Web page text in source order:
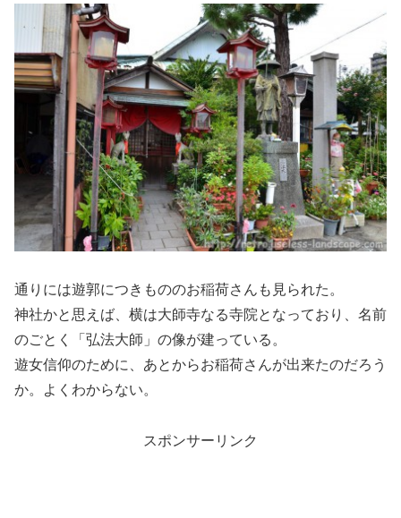
通りには遊郭につきもののお稲荷さんも見られた。
神社かと思えば、横は大師寺なる寺院となっており、名前
のごとく「弘法大師」の像が建っている。
遊女信仰のために、あとからお稲荷さんが出来たのだろう
か。よくわからない。
スポンサーリンク